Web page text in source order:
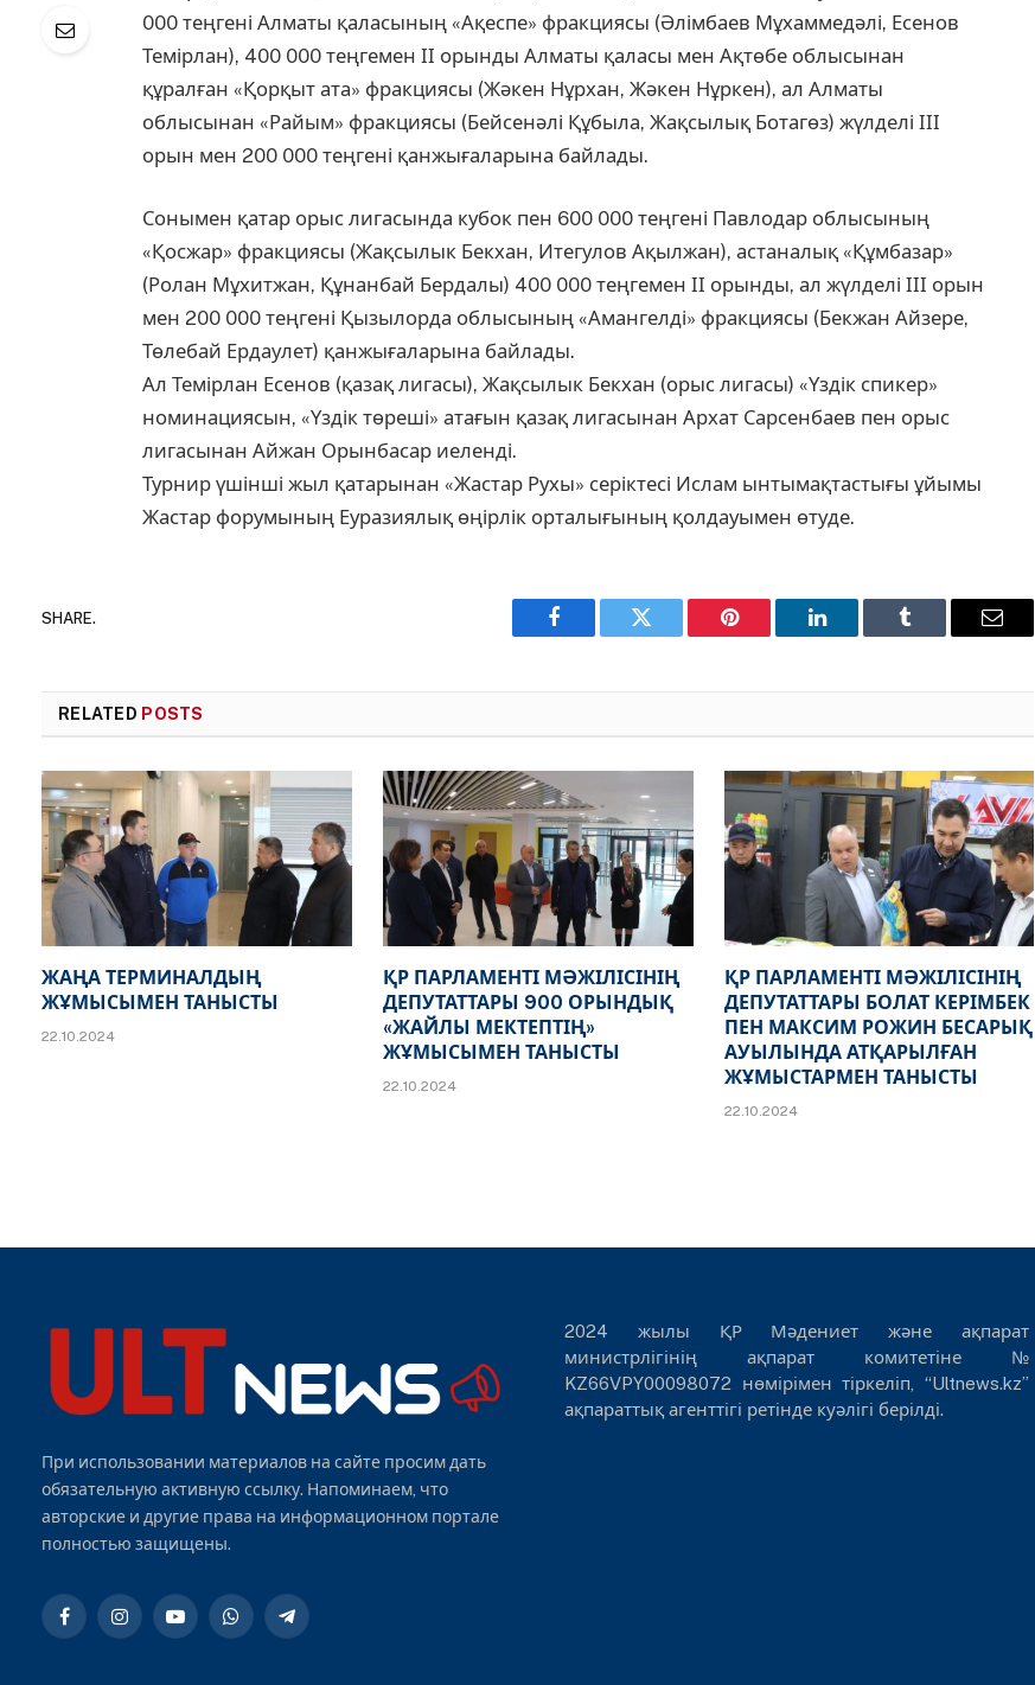
000 теңгені Алматы қаласының «Ақеспе» фракциясы (Әлімбаев Мұхаммедәлі, Есенов
Темірлан), 400 000 теңгемен ІІ орынды Алматы қаласы мен Ақтөбе облысынан
құралған «Қорқыт ата» фракциясы (Жәкен Нұрхан, Жәкен Нұркен), ал Алматы
облысынан «Райым» фракциясы (Бейсенәлі Құбыла, Жақсылық Ботагөз) жүлделі ІІІ
орын мен 200 000 теңгені қанжығаларына байлады.
Сонымен қатар орыс лигасында кубок пен 600 000 теңгені Павлодар облысының
«Қосжар» фракциясы (Жақсылык Бекхан, Итегулов Ақылжан), астаналық «Құмбазар»
(Ролан Мұхитжан, Құнанбай Бердалы) 400 000 теңгемен ІІ орынды, ал жүлделі ІІІ орын
мен 200 000 теңгені Қызылорда облысының «Амангелді» фракциясы (Бекжан Айзере,
Төлебай Ердаулет) қанжығаларына байлады.
Ал Темірлан Есенов (қазақ лигасы), Жақсылык Бекхан (орыс лигасы) «Үздік спикер»
номинациясын, «Үздік төреші» атағын қазақ лигасынан Архат Сарсенбаев пен орыс
лигасынан Айжан Орынбасар иеленді.
Турнир үшінші жыл қатарынан «Жастар Рухы» серіктесі Ислам ынтымақтастығы ұйымы
Жастар форумының Еуразиялық өңірлік орталығының қолдауымен өтуде.
SHARE.
Facebook Twitter Pinterest LinkedIn Tumblr Email
RELATED POSTS
ЖАҢА ТЕРМИНАЛДЫҢ
ЖҰМЫСЫМЕН ТАНЫСТЫ
22.10.2024
ҚР ПАРЛАМЕНТІ МӘЖІЛІСІНІҢ
ДЕПУТАТТАРЫ 900 ОРЫНДЫҚ
«ЖАЙЛЫ МЕКТЕПТІҢ»
ЖҰМЫСЫМЕН ТАНЫСТЫ
22.10.2024
ҚР ПАРЛАМЕНТІ МӘЖІЛІСІНІҢ
ДЕПУТАТТАРЫ БОЛАТ КЕРІМБЕК
ПЕН МАКСИМ РОЖИН БЕСАРЫҚ
АУЫЛЫНДА АТҚАРЫЛҒАН
ЖҰМЫСТАРМЕН ТАНЫСТЫ
22.10.2024
При использовании материалов на сайте просим дать
обязательную активную ссылку. Напоминаем, что
авторские и другие права на информационном портале
полностью защищены.
FacebookInstagramYouTubeWhatsAppTelegram
2024 жылы ҚР Мәдениет және ақпарат
министрлігінің ақпарат комитетіне №
KZ66VPY00098072 нөмірімен тіркеліп, “Ultnews.kz”
ақпараттық агенттігі ретінде куәлігі берілді.